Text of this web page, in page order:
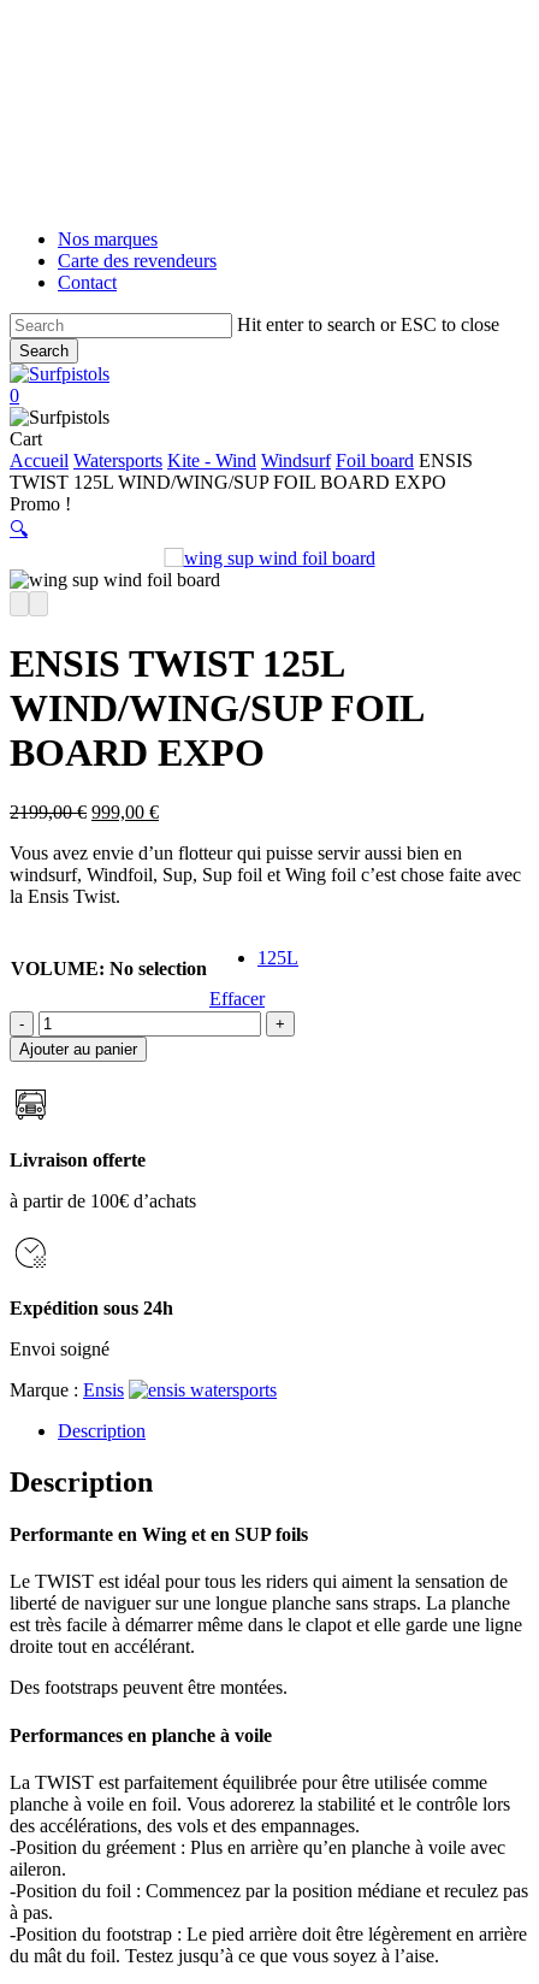
Nos marques
Carte des revendeurs
Contact
Hit enter to search or ESC to close
Search
Close
Search
account
0
Menu
CartClose
Cart
Accueil Watersports Kite - Wind Windsurf Foil board ENSIS
TWIST 125L WIND/WING/SUP FOIL BOARD EXPO
Promo !
🔍
ENSIS TWIST 125L
WIND/WING/SUP FOIL
BOARD EXPO
2199,00€ Le
initial
était :
2199,00 €.
999,00 €Le
actuel
est :
Vous avez envie d’un flotteur qui puisse servir aussi bien en
windsurf, Windfoil, Sup, Sup foil et Wing foil c’est chose faite avec
la Ensis Twist.
VOLUME: No selection
125L
Effacer
quantité
de
ENSIS
TWIST
125L
FOIL
BOARD
EXPO
Ajouter au panier
Livraison offerte
à partir de 100€ d’achats
Expédition sous 24h
Envoi soigné
Marque : Ensis
Description
Description
Performante en Wing et en SUP foils
Le TWIST est idéal pour tous les riders qui aiment la sensation de
liberté de naviguer sur une longue planche sans straps. La planche
est très facile à démarrer même dans le clapot et elle garde une ligne
droite tout en accélérant.
Des footstraps peuvent être montées.
Performances en planche à voile
La TWIST est parfaitement équilibrée pour être utilisée comme
planche à voile en foil. Vous adorerez la stabilité et le contrôle lors
des accélérations, des vols et des empannages.
-Position du gréement : Plus en arrière qu’en planche à voile avec
aileron.
-Position du foil : Commencez par la position médiane et reculez pas
à pas.
-Position du footstrap : Le pied arrière doit être légèrement en arrière
du mât du foil. Testez jusqu’à ce que vous soyez à l’aise.